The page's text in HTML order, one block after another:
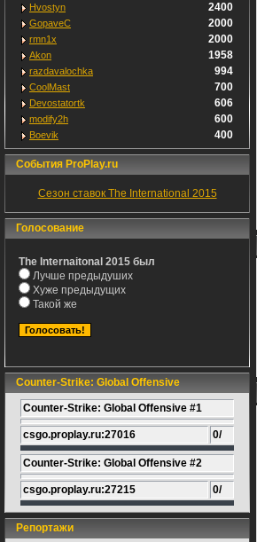
Hvostyn 2400
GopaveC 2000
rmn1x 2000
Akon 1958
razdavalochka 994
CoolMast 700
Devostatortk 606
modify2h 600
Boevik 400
События ProPlay.ru
Сезон ставок The International 2015
Голосование
The Internaitonal 2015 был
Лучше предыдуших
Хуже предыдущих
Такой же
Counter-Strike: Global Offensive
Counter-Strike: Global Offensive #1
csgo.proplay.ru:27016 0/
Counter-Strike: Global Offensive #2
csgo.proplay.ru:27215 0/
Репортажи